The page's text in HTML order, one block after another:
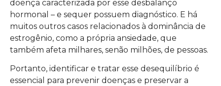
doença caracterizada por esse desbalanço
hormonal – e sequer possuem diagnóstico. E há
muitos outros casos relacionados à dominância de
estrogênio, como a própria ansiedade, que
também afeta milhares, senão milhões, de pessoas.
Portanto, identificar e tratar esse desequilíbrio é
essencial para prevenir doenças e preservar a